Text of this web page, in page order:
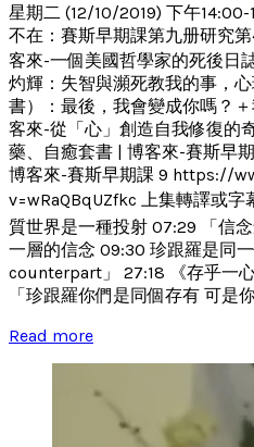
星期二 (12/10/2019) 下午
不在：賽斯早期課第九册研究
客來-一個美國哲學家的死後日
灼輝：失智與瀕死教我的事，
書）：最後，我會變成你嗎？
客來-從「心」創造自我修復的
藥、自癒套書 | 博客來-賽斯早
博客來-賽斯早期課 9 https://
v=wRaQBqUZfkc 上集轉譯或
質世界是一種投射 07:29 「信
一層的信念 09:30 珍跟羅是同
counterpart」 27:18 《存乎一
「珍跟羅你們是同個存有 可是
Read more